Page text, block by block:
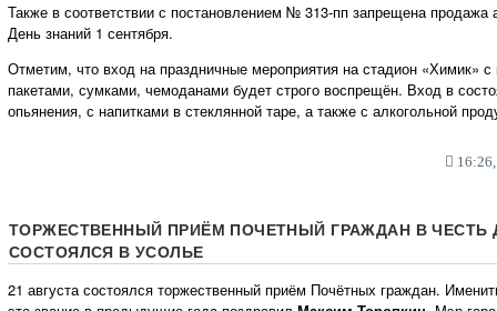
Также в соответствии с постановлением № 313-пп запрещена продажа
День знаний 1 сентября.
Отметим, что вход на праздничные мероприятия на стадион «Химик» с
пакетами, сумками, чемоданами будет строго воспрещён. Вход в
опьянения, с напитками в стеклянной таре, а также с алкогольной
16:26,
ТОРЖЕСТВЕННЫЙ ПРИЁМ ПОЧЕТНЫЙ ГРАЖДАН В ЧЕСТЬ
СОСТОЯЛСЯ В УСОЛЬЕ
21 августа состоялся торжественный приём Почётных граждан.